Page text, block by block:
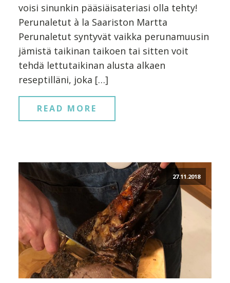
voisi sinunkin pääsiäisateriasi olla tehty!
Perunaletut à la Saariston Martta
Perunaletut syntyvät vaikka perunamuusin
jämistä taikinan taikoen tai sitten voit
tehdä lettutaikinan alusta alkaen
reseptilläni, joka […]
READ MORE
27.11.2018